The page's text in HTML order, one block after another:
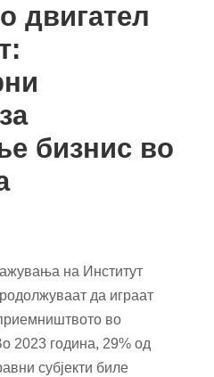
двигател
бизнис во
на Институт
да играат
во
2023 година, 29% од
субјекти биле